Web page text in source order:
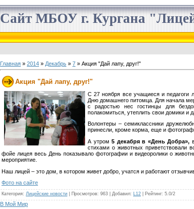
Сайт МБОУ г. Кургана
Главная » 2014 » Декабрь » 7 » Акция "Дай лапу, друг!"
Акция "Дай лапу, друг!"
С 27 ноября все учащиеся и педагоги
Дню домашнего питомца. Для начала
с радостью нес гостинцы для
полакомиться, утеплить свои домики и
Волонтеры – семиклассники
принесли, кроме корма, еще и
А утром5 декабря в «День Добра»,
стихами о животных приветствовали
фойе лицея весь День показывало фотографии и видеоролики о
мероприятие.
Наш лицей – это дом, в котором живет добро, учатся и работают
Фото на сайте
Категория: Лицейские новости Просмотров: 963 | Добавил: L12 Рейтинг: 5.0/2
В Мой Мир